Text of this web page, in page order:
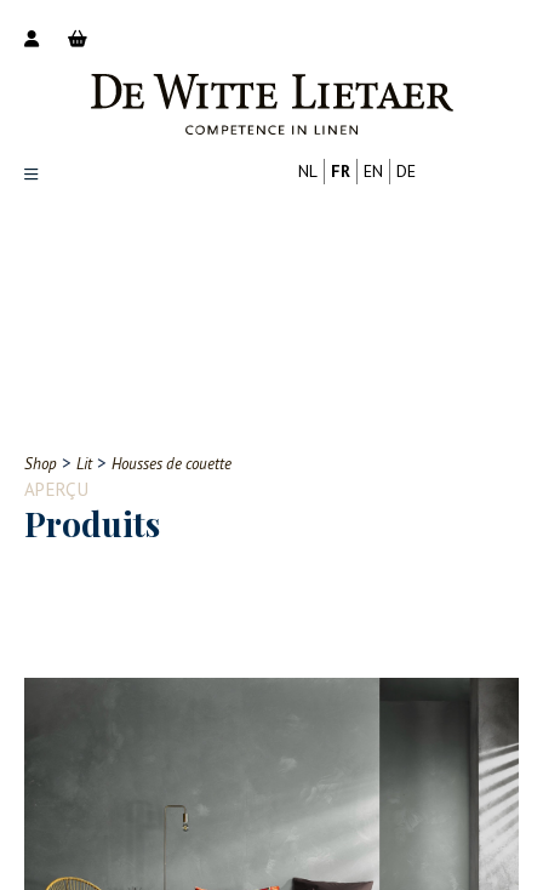
Contact
NL FR EN DE
Shop > Lit> Housses de couette
APERÇU
Produits